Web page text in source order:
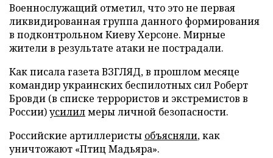
Военнослужащий отметил, что это не первая
ликвидированная группа данного формирования
в подконтрольном Киеву Херсоне. Мирные
жители в результате атаки не пострадали.
Как писала газета ВЗГЛЯД, в прошлом месяце
командир украинских беспилотных сил Роберт
Бровди (в списке террористов и экстремистов в
России)усилилмеры личной безопасности.
Российские артиллеристы объясняли, как
уничтожают «Птиц Мадьяра».